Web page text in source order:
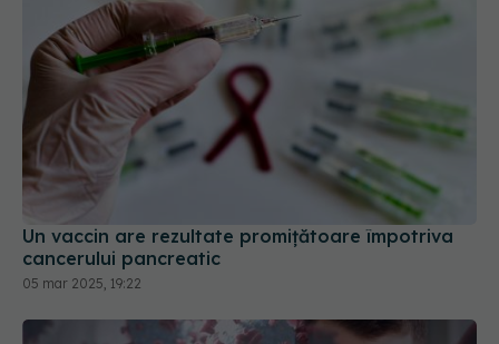
Un vaccin are rezultate promițătoare împotriva
cancerului pancreatic
05 mar 2025, 19:22